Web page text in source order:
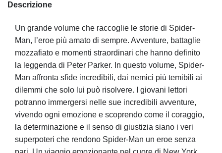
Descrizione
Un grande volume che raccoglie le storie di Spider-
Man, l’eroe più amato di sempre. Avventure, battaglie
mozzafiato e momenti straordinari che hanno definito
la leggenda di Peter Parker. In questo volume, Spider-
Man affronta sfide incredibili, dai nemici più temibili ai
dilemmi che solo lui può risolvere. I giovani lettori
potranno immergersi nelle sue incredibili avventure,
vivendo ogni emozione e scoprendo come il coraggio,
la determinazione e il senso di giustizia siano i veri
superpoteri che rendono Spider-Man un eroe senza